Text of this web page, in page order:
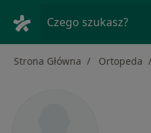
Czego szukasz?
Strona Główna Ortopeda